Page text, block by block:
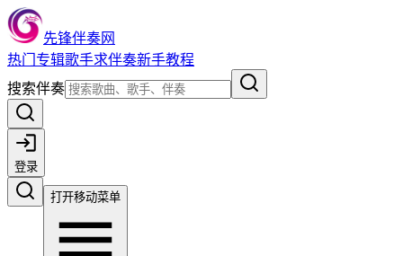
先锋伴奏网
热门 专辑歌手求伴奏新手教程
搜索伴奏
登录
打开移动菜单